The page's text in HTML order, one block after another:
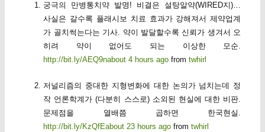
궁극의 만병통치약 발명! 비결은 설탕알약(WIRED지)…
사실은 갈수록 플래시보 치료 효과가 강해져서 제약업계
가 골치썩는다는 기사. 약이 발달할수록 신뢰가 생겨서 오
히려 약이 없어도 되는 이상한 모순.
http://bit.ly/AEQ9nabout 4 hours ago fromtwhirl
저널리즘의 중대한 지형변화에 대한 논의가 넘치는데 정
작 언론학계가 (다분히 스스로) 소외된 현실에 대한 비판.
문제점을 열배쯤 곱하면 한국현실.
http://bit.ly/KzQfEabout 23 hours ago fromtwhirl